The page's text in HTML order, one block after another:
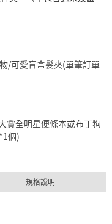
/可愛盲盒髮夾(單筆訂單
賞全明星便條本或布丁狗
個)
規格說明